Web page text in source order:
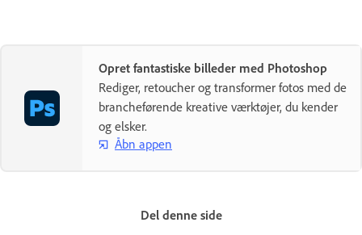
Opret fantastiske billeder med Photoshop
Rediger, retoucher og transformer fotos med de
brancheførende kreative værktøjer, du kender
og elsker.
Åbn appen
Del denne side